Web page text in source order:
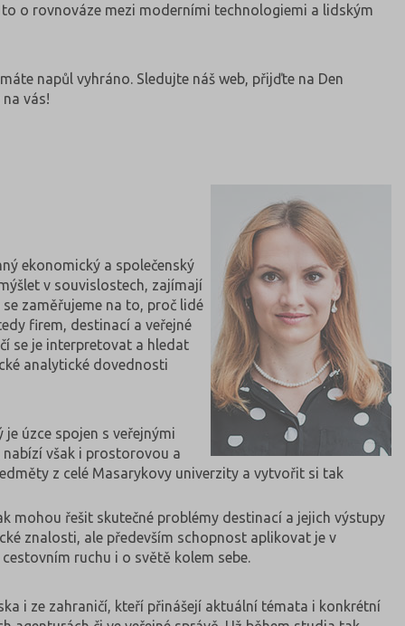
o rovnováze mezi moderními technologiemi a lidským
napůl vyhráno. Sledujte náš web, přijďte na Den
vás!
ekonomický a společenský
v souvislostech, zajímají
zaměřujeme na to, proč lidé
firem, destinací a veřejné
se je interpretovat a hledat
analytické dovednosti
úzce spojen s veřejnými
však i prostorovou a
z celé Masarykovy univerzity a vytvořit si tak
mohou řešit skutečné problémy destinací a jejich výstupy
znalosti, ale především schopnost aplikovat je v
ruchu i o světě kolem sebe.
i ze zahraničí, kteří přinášejí aktuální témata i konkrétní